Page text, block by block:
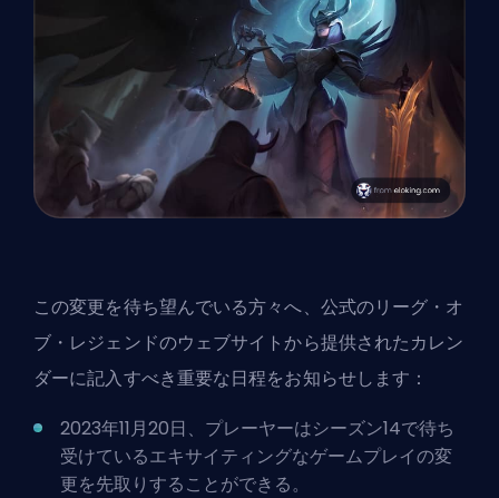
この変更を待ち望んでいる方々へ、公式のリーグ・オ
ブ・レジェンドのウェブサイトから提供されたカレン
ダーに記入すべき重要な日程をお知らせします：
2023年11月20日、プレーヤーはシーズン14で待ち
受けているエキサイティングなゲームプレイの変
更を先取りすることができる。